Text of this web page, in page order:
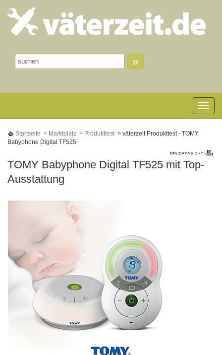
»
Toggle
Startseite > Marktplatz > Produkttest > väterzeit Produkttest - TOMY
Babyphone Digital TF525
TOMY Babyphone Digital TF525 mit Top-
Ausstattung